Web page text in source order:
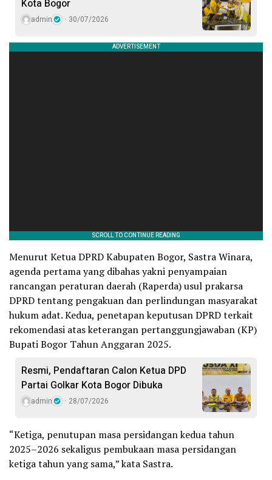
Kota Bogor
admin 30/07/2026
Menurut Ketua DPRD Kabupaten Bogor, Sastra Winara,
agenda pertama yang dibahas yakni penyampaian
rancangan peraturan daerah (Raperda) usul prakarsa
DPRD tentang pengakuan dan perlindungan masyarakat
hukum adat. Kedua, penetapan keputusan DPRD terkait
rekomendasi atas keterangan pertanggungjawaban (KP)
Bupati Bogor Tahun Anggaran 2025.
Resmi, Pendaftaran Calon Ketua DPD
Partai Golkar Kota Bogor Dibuka
admin 28/07/2026
“Ketiga, penutupan masa persidangan kedua tahun
2025–2026 sekaligus pembukaan masa persidangan
ketiga tahun yang sama,” kata Sastra.